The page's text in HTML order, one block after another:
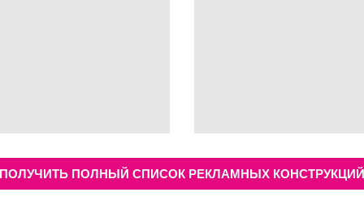
ПОЛУЧИТЬ ПОЛНЫЙ СПИСОК РЕКЛАМНЫХ КОНСТРУКЦИЙ